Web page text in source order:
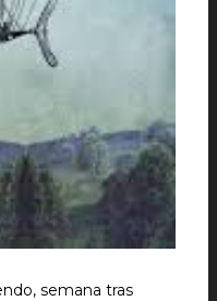
semana tras